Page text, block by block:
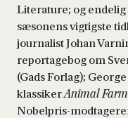
Literature; og endelig
sæsonens vigtigste
journalist Johan
reportagebog om
(Gads Forlag);
klassikerAnimal Farm
Nobelpris-